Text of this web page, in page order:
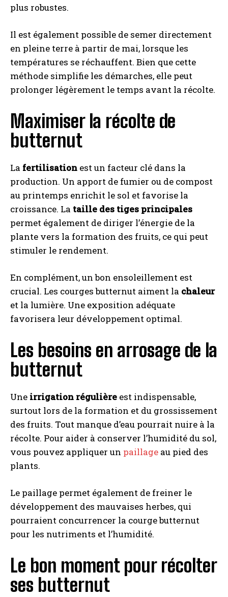
plus robustes.
Il est également possible de semer directement
en pleine terre à partir de mai, lorsque les
températures se réchauffent. Bien que cette
méthode simplifie les démarches, elle peut
prolonger légèrement le temps avant la récolte.
Maximiser la récolte de
butternut
La fertilisation est un facteur clé dans la
production. Un apport de fumier ou de compost
au printemps enrichit le sol et favorise la
croissance. La taille des tiges principales
permet également de diriger l’énergie de la
plante vers la formation des fruits, ce qui peut
stimuler le rendement.
En complément, un bon ensoleillement est
crucial. Les courges butternut aiment la chaleur
et la lumière. Une exposition adéquate
favorisera leur développement optimal.
Les besoins en arrosage de la
butternut
Une irrigation régulière est indispensable,
surtout lors de la formation et du grossissement
des fruits. Tout manque d’eau pourrait nuire à la
récolte. Pour aider à conserver l’humidité du sol,
vous pouvez appliquer un paillage au pied des
plants.
Le paillage permet également de freiner le
développement des mauvaises herbes, qui
pourraient concurrencer la courge butternut
pour les nutriments et l’humidité.
Le bon moment pour récolter
ses butternut